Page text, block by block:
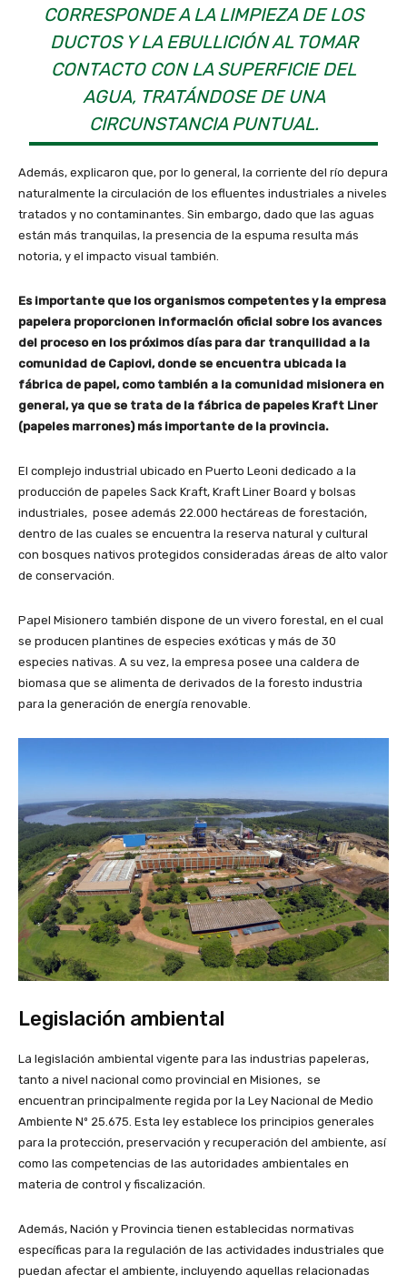
CORRESPONDE A LA LIMPIEZA DE LOS
DUCTOS Y LA EBULLICIÓN AL TOMAR
CONTACTO CON LA SUPERFICIE DEL
AGUA, TRATÁNDOSE DE UNA
CIRCUNSTANCIA PUNTUAL.
Además, explicaron que, por lo general, la corriente del río depura
naturalmente la circulación de los efluentes industriales a niveles
tratados y no contaminantes. Sin embargo, dado que las aguas
están más tranquilas, la presencia de la espuma resulta más
notoria, y el impacto visual también.
Es importante que los organismos competentes y la empresa
papelera proporcionen información oficial sobre los avances
del proceso en los próximos días para dar tranquilidad a la
comunidad de Capiovi, donde se encuentra ubicada la
fábrica de papel, como también a la comunidad misionera en
general, ya que se trata de la fábrica de papeles Kraft Liner
(papeles marrones) más importante de la provincia.
El complejo industrial ubicado en Puerto Leoni dedicado a la
producción de papeles Sack Kraft, Kraft Liner Board y bolsas
industriales, posee además 22.000 hectáreas de forestación,
dentro de las cuales se encuentra la reserva natural y cultural
con bosques nativos protegidos consideradas áreas de alto valor
de conservación.
Papel Misionero también dispone de un vivero forestal, en el cual
se producen plantines de especies exóticas y más de 30
especies nativas. A su vez, la empresa posee una caldera de
biomasa que se alimenta de derivados de la foresto industria
para la generación de energía renovable.
Legislación ambiental
La legislación ambiental vigente para las industrias papeleras,
tanto a nivel nacional como provincial en Misiones, se
encuentran principalmente regida por la Ley Nacional de Medio
Ambiente Nº 25.675. Esta ley establece los principios generales
para la protección, preservación y recuperación del ambiente, así
como las competencias de las autoridades ambientales en
materia de control y fiscalización.
Además, Nación y Provincia tienen establecidas normativas
específicas para la regulación de las actividades industriales que
puedan afectar el ambiente, incluyendo aquellas relacionadas